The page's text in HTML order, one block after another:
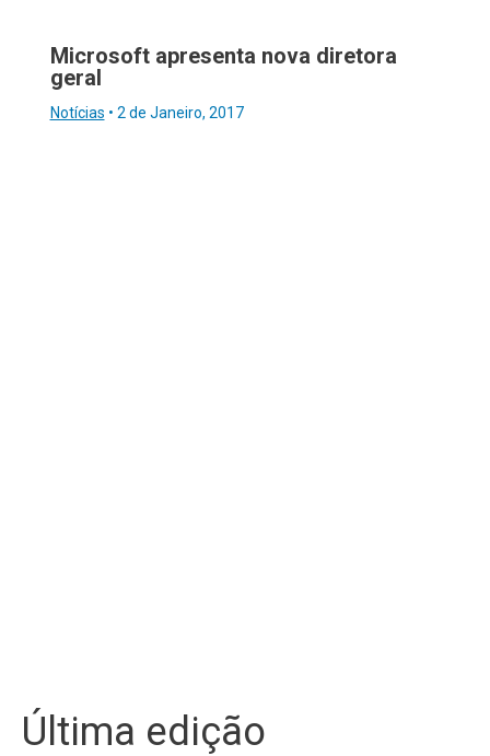
Microsoft apresenta nova diretora
geral
Notícias • 2 de Janeiro, 2017
Última edição